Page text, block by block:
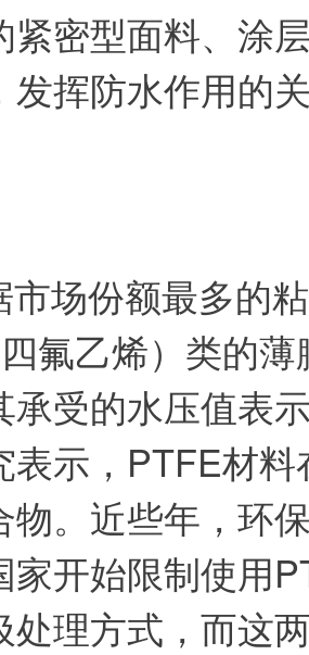
紧密型面料、涂
发挥防水作用的
市场份额最多的
氟乙烯）类的
承受的水压值表
表示，PTFE材
物。近些年，环
家开始限制使用
处理方式，而这